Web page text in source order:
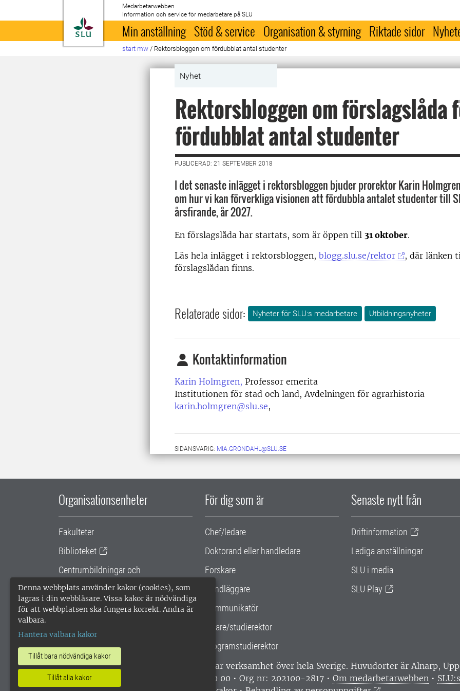
Denna webbplats använder kakor (cookies), som
lagras i din webbläsare. Vissa kakor är nödvändiga
för att webbplatsen ska fungera korrekt. Andra är
valbara.
Hantera valbara kakor
Tillåt bara nödvändiga kakor
Tillåt alla kakor
Till startsida
Medarbetarwebben
Information och service för medarbetare på SLU
Min anställning Stöd & service Organisation & styrning Riktade sidor
start mw / Rektorsbloggen om fördubblat antal studenter
Nyhet
Rektorsbloggen om förslagslåda
fördubblat antal studenter
PUBLICERAD: 21 SEPTEMBER 2018
I det senaste inlägget i rektorsbloggen bjuder prorektor Karin
om hur vi kan förverkliga visionen att fördubbla antalet studenter till
årsfirande, år 2027.
En förslagslåda har startats, som är öppen till 31 oktober.
Läs hela inlägget i rektorsbloggen, blogg.slu.se/rektor
, där länken
förslagslådan finns.
Relaterade sidor: Nyheter för SLU:s medarbetare Utbildningsnyheter
Kontaktinformation
Karin Holmgren, Professor emerita
Institutionen för stad och land, Avdelningen för agrarhistoria
karin.holmgren@slu.se,
SIDANSVARIG: MIA.GRONDAHL@SLU.SE
Organisationsenheter
Fakulteter
Biblioteket
Centrumbildningar och
samarbetsprojekt
Gemensamma verksamhetsstödet
För dig som är
Chef/ledare
Doktorand eller handledare
Forskare
Handläggare
Kommunikatör
Lärare/studierektor
Programstudierektor
Senaste nytt från
Driftinformation
Lediga anställningar
SLU i media
SLU Play
SLU, Sveriges lantbruksuniversitet, har verksamhet över hela Sverige. Huvudorter är Alnarp,
enligt ISO 14001. •
Telefon: 018-67 10 00 • Org nr: 202100-2817 • Om medarbetarwebben •